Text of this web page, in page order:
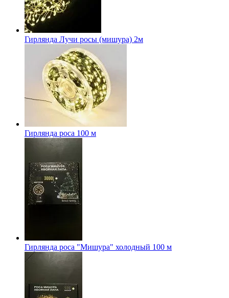
Гирлянда Лучи росы (мишура) 2м
Гирлянда роса 100 м
Гирлянда роса "Мишура" холодный 100 м